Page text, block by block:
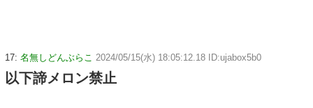
17: 名無しどんぶらこ 2024/05/15(水) 18:05:12.18 ID:ujabox5b0
以下諦メロン禁止